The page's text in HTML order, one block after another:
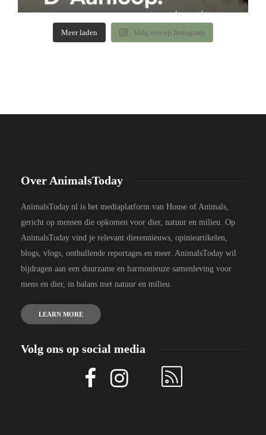
Meer laden Volg ons op Instagram
Over AnimalsToday
AnimalsToday.nl is het mediaplatform van House of Animals,
gericht op mensen die opkomen voor dier, natuur en milieu. Op
AnimalsToday vind je relevant dierennieuws, opinieartikelen,
blogs, vlogs, onthullende reportages en meer. AnimalsToday wil
bijdragen aan een duurzame en harmonieuze samenleving voor
mens en dier, in balans met natuur en milieu.
LEARN MORE
Volg ons op social media